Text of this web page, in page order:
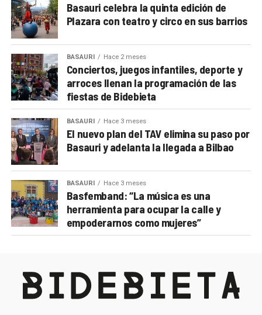
Basauri celebra la quinta edición de
Plazara con teatro y circo en sus barrios
BASAURI Hace 2 meses
Conciertos, juegos infantiles, deporte y
arroces llenan la programación de las
fiestas de Bidebieta
BASAURI Hace 3 meses
El nuevo plan del TAV elimina su paso por
Basauri y adelanta la llegada a Bilbao
BASAURI Hace 3 meses
Basfemband: “La música es una
herramienta para ocupar la calle y
empoderarnos como mujeres”